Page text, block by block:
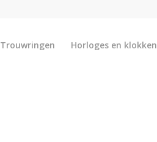
Trouwringen Horloges en klokken